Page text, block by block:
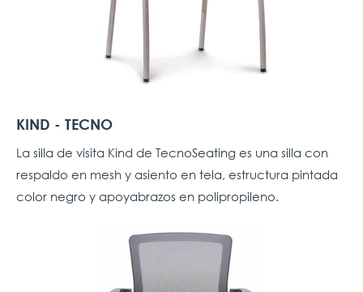
KIND - TECNO
La silla de visita Kind de TecnoSeating es una silla con
respaldo en mesh y asiento en tela, estructura pintada
color negro y apoyabrazos en polipropileno.